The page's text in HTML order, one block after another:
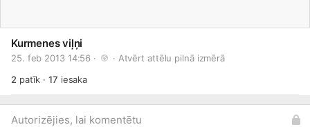
Kurmenes viļņi
25. feb 2013 14:56 · · Atvērt attēlu pilnā izmērā
2 patīk ·17 iesaka
Autorizējies, lai komentētu